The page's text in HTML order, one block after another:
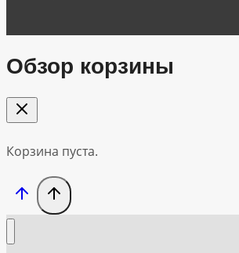
Обзор корзины
Корзина пуста.